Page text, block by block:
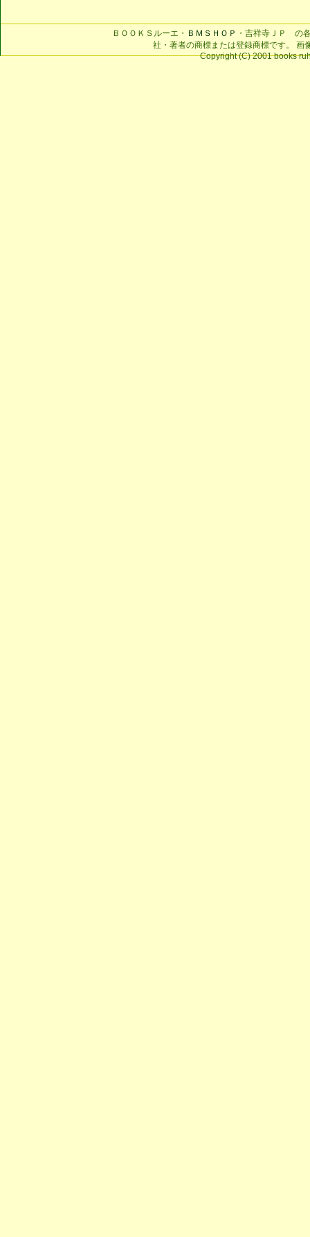
ＢＯＯＫＳルーエ・ ＢＭＳＨＯＰ ・吉祥寺ＪＰ の
社・著者の商標または登録商標です。 画
Copyright (C) 2001 books